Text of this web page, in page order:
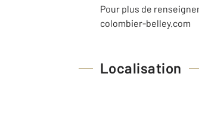
Pour plus de
colombier-belley.com
Localisation